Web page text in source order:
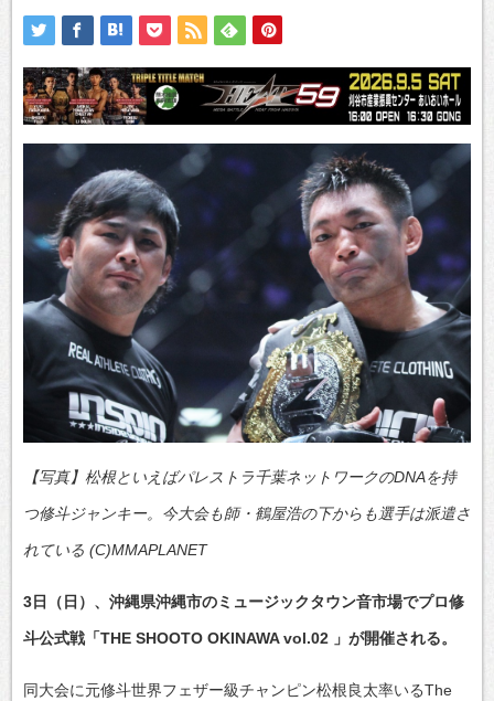
【写真】松根といえばパレストラ千葉ネットワークのDNAを持
つ修斗ジャンキー。今大会も師・鶴屋浩の下からも選手は派遣さ
れている (C)MMAPLANET
3日（日）、沖縄県沖縄市のミュージックタウン音市場でプロ修
斗公式戦「THE SHOOTO OKINAWA vol.02 」が開催される。
同大会に元修斗世界フェザー級チャンピン松根良太率いるThe